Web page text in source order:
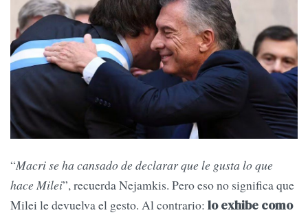
“Macri se ha cansado de declarar que le gusta lo que
hace Milei”, recuerda Nejamkis. Pero eso no significa que
Milei le devuelva el gesto. Al contrario: lo exhibe como